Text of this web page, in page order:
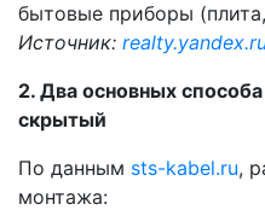
бытовые приборы
Источник:
2. Два основных
скрытый
По данным sts-kabel.ru,
монтажа: